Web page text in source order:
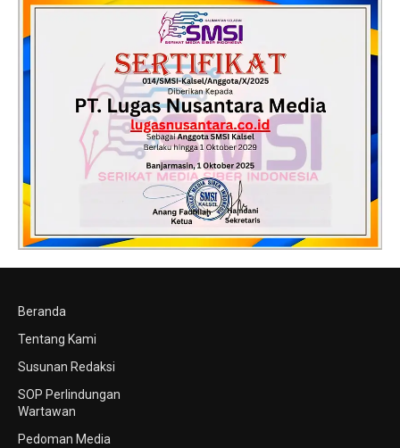
Beranda
Tentang Kami
Susunan Redaksi
SOP Perlindungan
Wartawan
Pedoman Media